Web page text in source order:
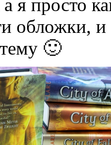
я просто
обложки, и
🙂